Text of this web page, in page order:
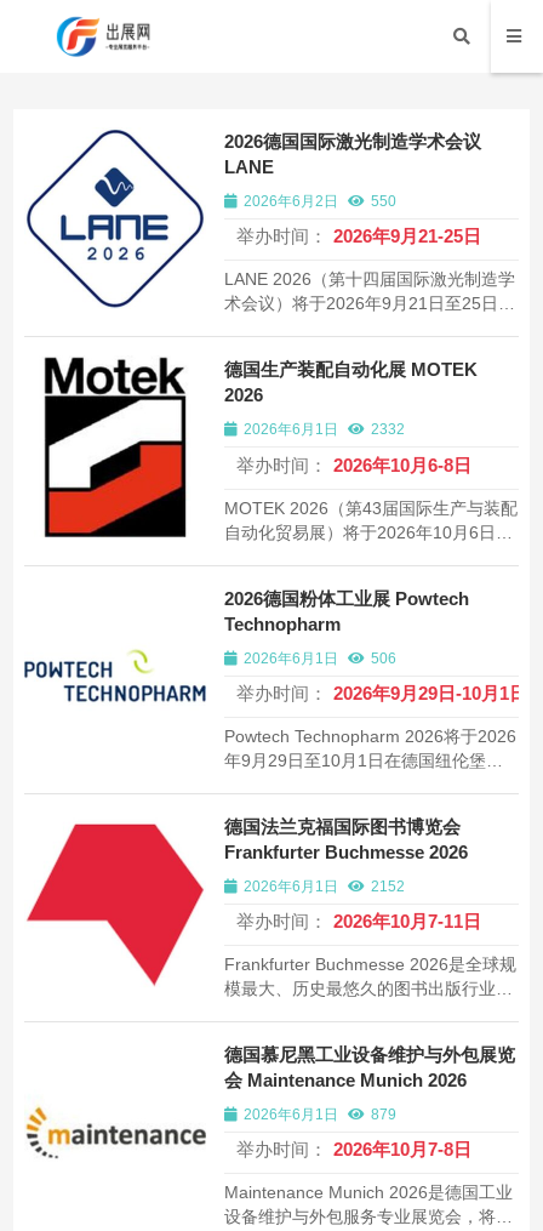
2026德国国际激光制造学术会议
LANE
2026年6月2日 550
举办时间： 2026年9月21-25日
LANE 2026（第十四届国际激光制造学
术会议）将于2026年9月21日至25日在
料加工和光子学制造领域的顶级学术会
议。
德国生产装配自动化展 MOTEK
2026
2026年6月1日 2332
举办时间： 2026年10月6-8日
MOTEK 2026（第43届国际生产与装配
自动化贸易展）将于2026年10月6日至
动化和物料流领域的领先贸易展，首次
采用两年一届新周期。
2026德国粉体工业展 Powtech
Technopharm
2026年6月1日 506
举办时间： 2026年9月29日-10月1日
Powtech Technopharm 2026将于2026
年9月29日至10月1日在德国纽伦堡
处理技术与分析领域的顶级展览会。
德国法兰克福国际图书博览会
Frankfurter Buchmesse 2026
2026年6月1日 2152
举办时间： 2026年10月7-11日
Frankfurter Buchmesse 2026是全球规
模最大、历史最悠久的图书出版行业博
多个国家7000多家出版商参展，是全球
版权交易的核心平台。
德国慕尼黑工业设备维护与外包展览
会 Maintenance Munich 2026
2026年6月1日 879
举办时间： 2026年10月7-8日
Maintenance Munich 2026是德国工业
设备维护与外包服务专业展览会，将于